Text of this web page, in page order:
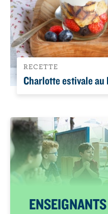
RECETTE
Charlotte estivale au